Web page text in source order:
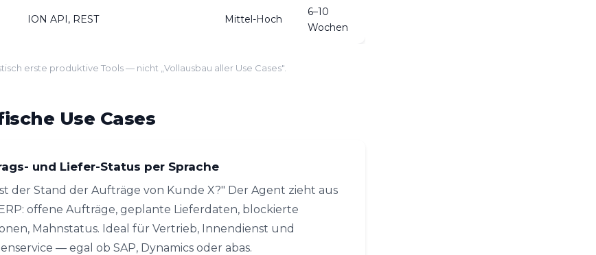
ION API, REST Mittel-Hoch
6–10
Wochen
erste produktive Tools — nicht „Vollausbau aller Use Cases".
Use Cases
und Liefer-Status per Sprache
der Stand der Aufträge von Kunde X?" Der Agent zieht aus
offene Aufträge, geplante Lieferdaten, blockierte
Mahnstatus. Ideal für Vertrieb, Innendienst und
— egal ob SAP, Dynamics oder abas.